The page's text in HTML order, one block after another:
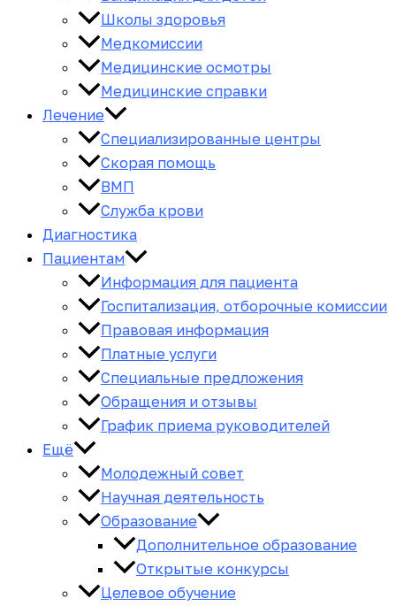
Школы здоровья
Медкомиссии
Медицинские осмотры
Медицинские справки
Лечение
Специализированные центры
Скорая помощь
ВМП
Служба крови
Диагностика
Пациентам
Информация для пациента
Госпитализация, отборочные комиссии
Правовая информация
Платные услуги
Специальные предложения
Обращения и отзывы
График приема руководителей
Ещё
Молодежный совет
Научная деятельность
Образование
Дополнительное образование
Открытые конкурсы
Целевое обучение